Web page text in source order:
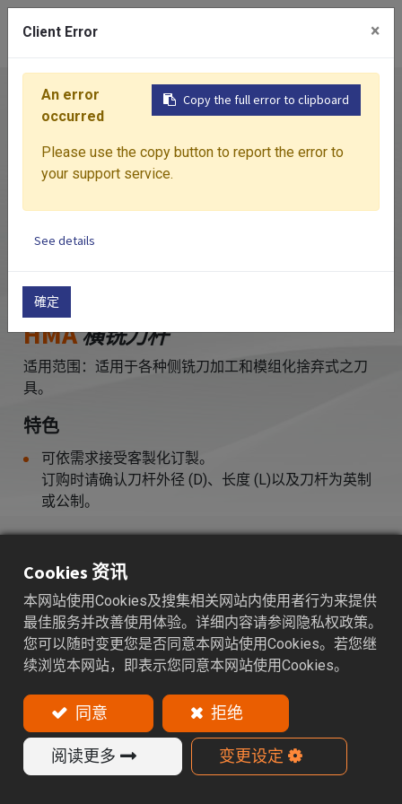
首页 产品介绍 一般刀柄 HMA 横铣刀杆
HMA横铣刀杆
适用范围：适用于各种侧铣刀加工和模组化捨弃式之刀
具。
特色
可依需求接受客製化订製。
订购时请确认刀杆外径 (D)、长度 (L)以及刀杆为英制
或公制。
指定型号
加入询价车
Cookies 资讯
本网站使用Cookies及搜集相关网站内使用者行为来提供
最佳服务并改善使用体验。详细内容请参阅隐私权政策。
您可以随时变更您是否同意本网站使用Cookies。若您继
续浏览本网站，即表示您同意本网站使用Cookies。
同意 拒绝
阅读更多 变更设定
Client Error ×
Copy the full error to clipboard
An error
occurred
Please use the copy button to report the error to
your support service.
See details
確定